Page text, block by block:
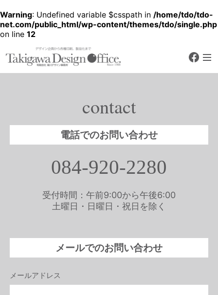
Warning: Undefined variable $csspath in /home/tdo/tdo-
net.com/public_html/wp-content/themes/tdo/single.php
on line 12
デザイン企画から各種印刷、製品化
contact
電話でのお問い合わせ
084-920-2280
受付時間：午前9:00から午後6:00
土曜日・日曜日・祝日を除く
メールでのお問い合わせ
メールアドレス